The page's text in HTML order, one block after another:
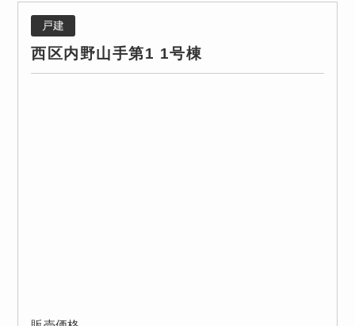
戸建
西区内野山手第1 1号棟